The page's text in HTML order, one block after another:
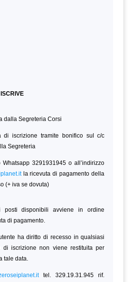
dalla Segreteria Corsi
iscrizione tramite bonifico sul c/c
Segreteria
3291931945 o all’indirizzo
la ricevuta di pagamento della
(+ iva se dovuta)
posti disponibili avviene in ordine
di pagamento.
ha diritto di recesso in qualsiasi
di iscrizione non viene restituita per
tale data.
tel. 329.19.31.945 rif.